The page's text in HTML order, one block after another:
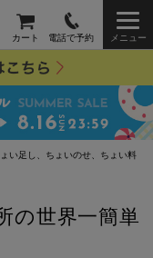
カート 電話で予約 メニュー
い足し、ちょいのせ、ちょい料
の世界一簡単